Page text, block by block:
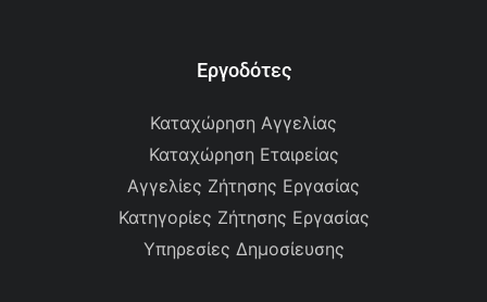
Εργοδότες
Καταχώρηση Αγγελίας
Καταχώρηση Εταιρείας
Αγγελίες Ζήτησης Εργασίας
Κατηγορίες Ζήτησης Εργασίας
Υπηρεσίες Δημοσίευσης